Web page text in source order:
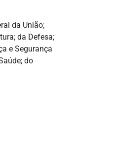
da União;
da Defesa;
e Segurança
do